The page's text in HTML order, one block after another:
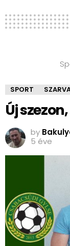
SPORT
Új
by
5 éve